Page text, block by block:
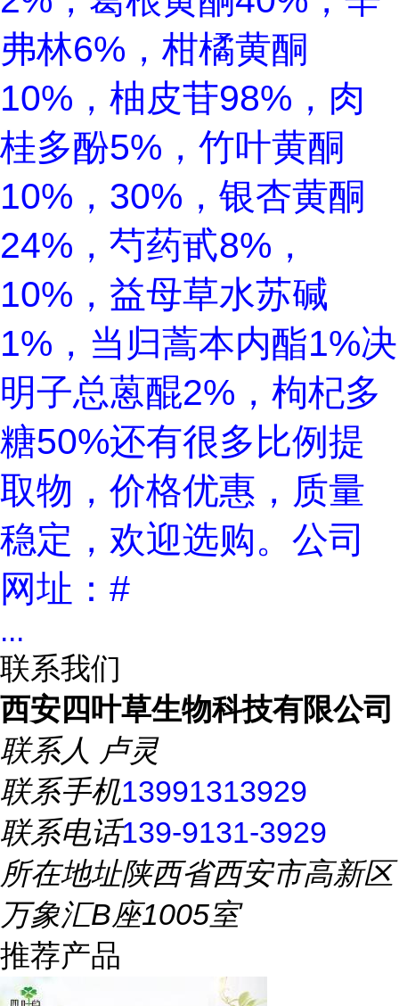
弗林6%，柑橘黄酮
10%，柚皮苷98%，肉
桂多酚5%，竹叶黄酮
10%，30%，银杏黄酮
24%，芍药甙8%，
10%，益母草水苏碱
1%，当归蒿本内酯1%决
明子总蒽醌2%，枸杞多
糖50%还有很多比例提
取物，价格优惠，质量
稳定，欢迎选购。公司
网址： #
...
联系我们
西安四叶草生物科技有限公司
联系人 卢灵
联系手机13991313929
联系电话139-9131-3929
所在地址陕西省西安市高新区
万象汇B座1005室
推荐产品